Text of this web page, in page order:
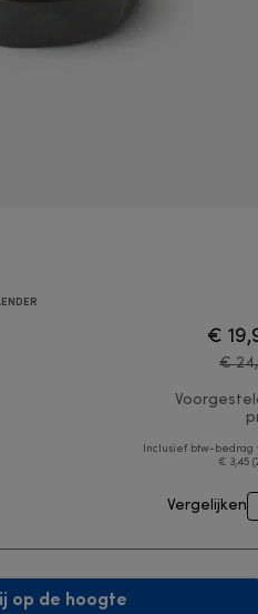
€
€
Inclusief btw-bedrag
€ 3,45
Vergelijken
op de hoogte